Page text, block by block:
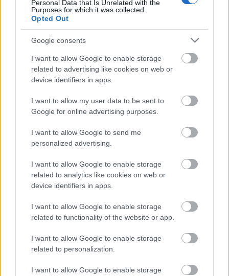
Personal Data that Is Unrelated with the
Purposes for which it was collected.
Opted Out
Google consents
I want to allow Google to enable storage
related to advertising like cookies on web or
device identifiers in apps.
I want to allow my user data to be sent to
Google for online advertising purposes.
I want to allow Google to send me
personalized advertising.
I want to allow Google to enable storage
related to analytics like cookies on web or
device identifiers in apps.
I want to allow Google to enable storage
related to functionality of the website or app.
I want to allow Google to enable storage
related to personalization.
I want to allow Google to enable storage
évre elegendő erőforrásait
HIRDETÉS
HIRDETÉS
LEGOLVASOTTABB
Indul a diákok pénzügyi ismereteit
erősítő Pénz7 programsorozat
Budapest-Pécs, Budapest-Szolnok:
gyorsabb és biztonságosabb lett a vasút